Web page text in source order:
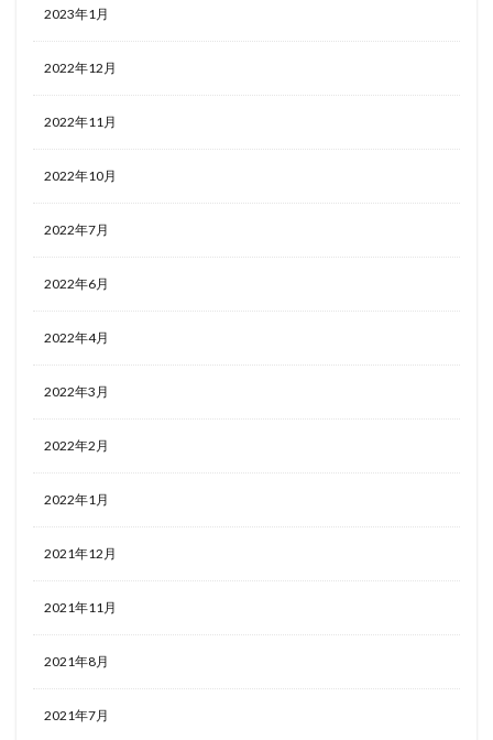
2023年1月
2022年12月
2022年11月
2022年10月
2022年7月
2022年6月
2022年4月
2022年3月
2022年2月
2022年1月
2021年12月
2021年11月
2021年8月
2021年7月